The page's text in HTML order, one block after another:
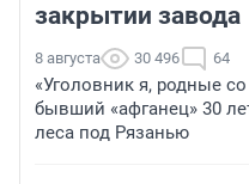
закрытии завода
8 августа 30 496 64
«Уголовник я, родные
бывший «афганец» 30
леса под Рязанью